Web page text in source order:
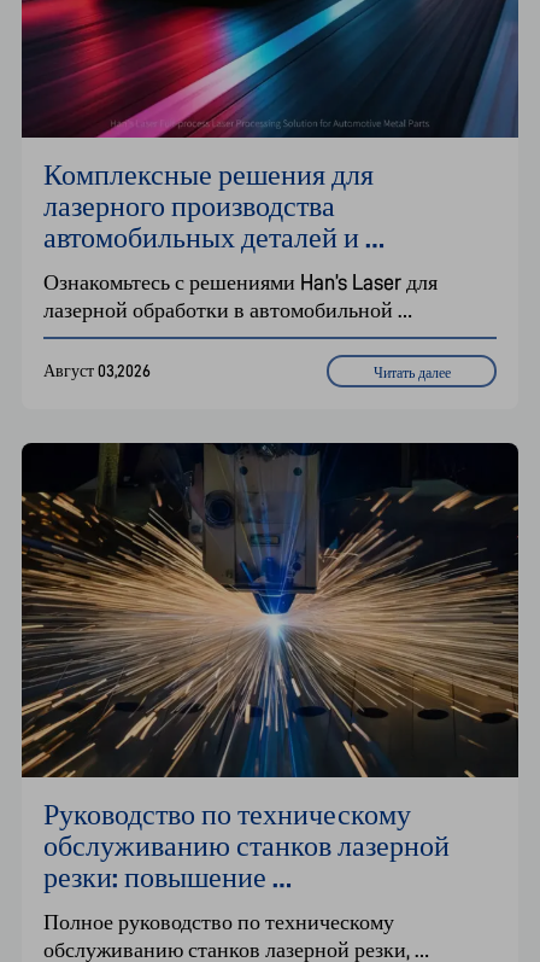
Комплексные решения для
лазерного производства
автомобильных деталей и
компонентов электромобилей
Ознакомьтесь с решениями Han’s Laser для
лазерной обработки в автомобильной
промышленности, включая лазерную резку
катушек, пятиосевую 3D-лазерную резку и
системы лазерной сварки для конструкционных
Август 03,2026 Читать далее
Руководство по техническому
обслуживанию станков лазерной
резки: повышение
производительности и продление
срока службы оборудования
Полное руководство по техническому
обслуживанию станков лазерной резки,